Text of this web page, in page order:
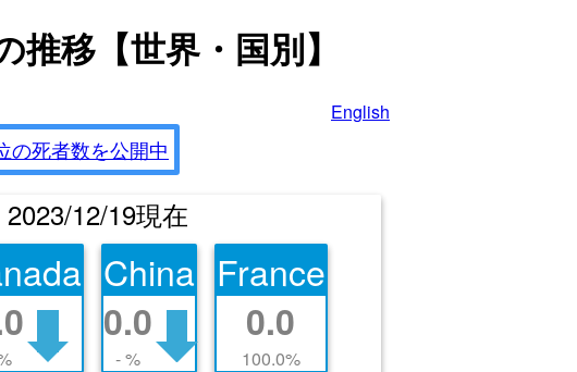
推移 【世界・国別】
English
の死者数を公開中
2023/12/19現在
China
0.0
- %
France
0.0
100.0%